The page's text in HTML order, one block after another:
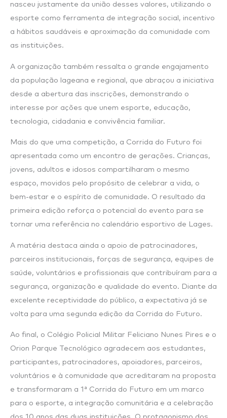
nasceu justamente da união desses valores, utilizando o
esporte como ferramenta de integração social, incentivo
a hábitos saudáveis e aproximação da comunidade com
as instituições.
A organização também ressalta o grande engajamento
da população lageana e regional, que abraçou a iniciativa
desde a abertura das inscrições, demonstrando o
interesse por ações que unem esporte, educação,
tecnologia, cidadania e convivência familiar.
Mais do que uma competição, a Corrida do Futuro foi
apresentada como um encontro de gerações. Crianças,
jovens, adultos e idosos compartilharam o mesmo
espaço, movidos pelo propósito de celebrar a vida, o
bem-estar e o espírito de comunidade. O resultado da
primeira edição reforça o potencial do evento para se
tornar uma referência no calendário esportivo de Lages.
A matéria destaca ainda o apoio de patrocinadores,
parceiros institucionais, forças de segurança, equipes de
saúde, voluntários e profissionais que contribuíram para a
segurança, organização e qualidade do evento. Diante da
excelente receptividade do público, a expectativa já se
volta para uma segunda edição da Corrida do Futuro.
Ao final, o Colégio Policial Militar Feliciano Nunes Pires e o
Orion Parque Tecnológico agradecem aos estudantes,
participantes, patrocinadores, apoiadores, parceiros,
voluntários e à comunidade que acreditaram na proposta
e transformaram a 1ª Corrida do Futuro em um marco
para o esporte, a integração comunitária e a celebração